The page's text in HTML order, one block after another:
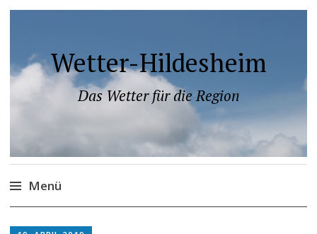
Wetter-Hildesheim
Das Wetter für die Region
Menü